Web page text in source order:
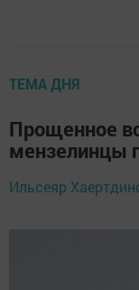
ТЕМА ДНЯ
Прощенное
мензелинцы
Ильсеяр